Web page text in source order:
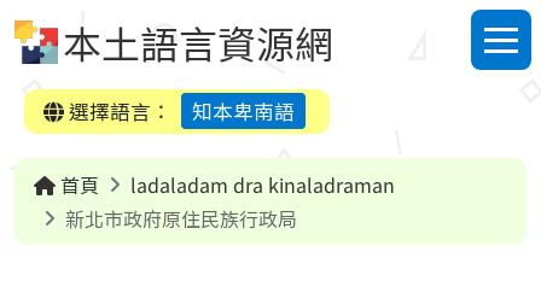
本土語言資源網
選單
選擇語言：
知本卑南語
首頁
ladaladam dra kinaladraman
新北市政府原住民族行政局